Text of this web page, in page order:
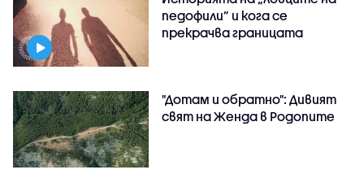
педофили” и кога се
прекрачва границата
"Дотам и обратно": Дивият
свят на Женда в Родопите